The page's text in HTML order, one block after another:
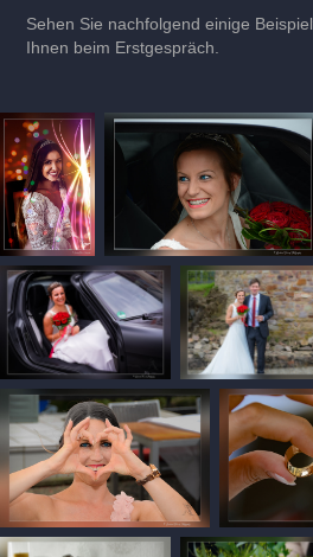
Sehen Sie nachfolgend einige
Ihnen beim Erstgespräch.